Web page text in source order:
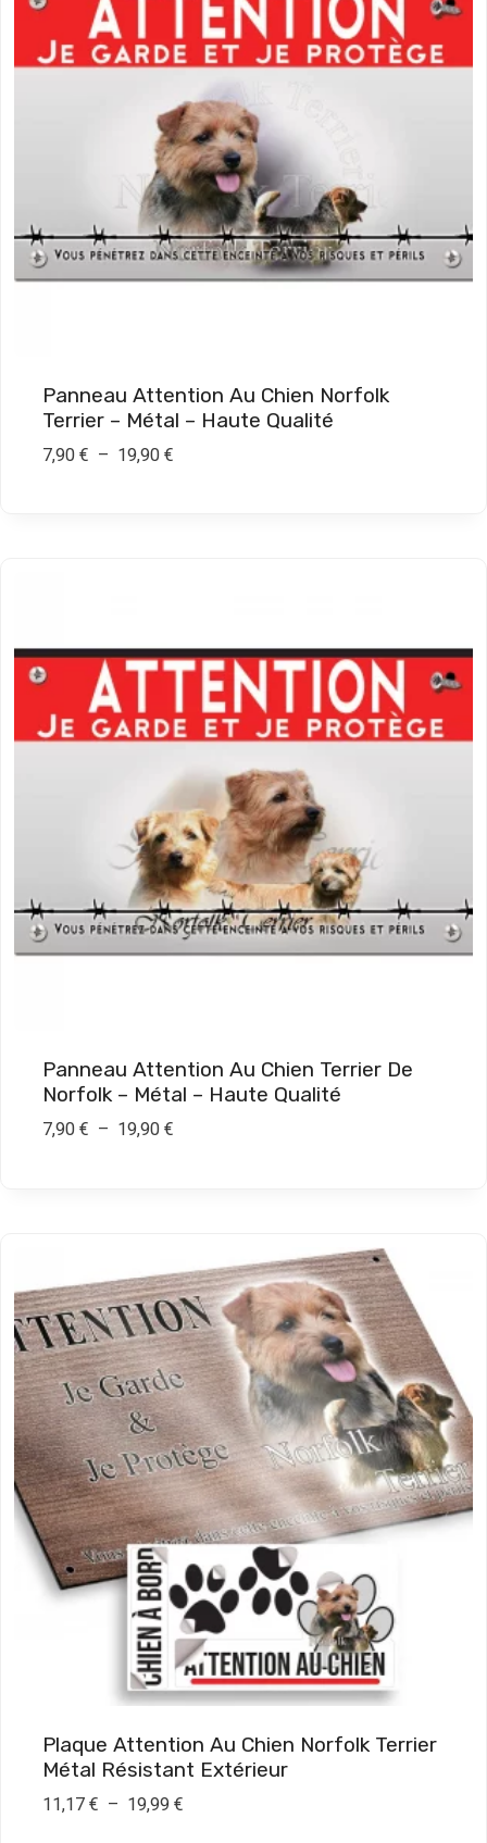
Panneau Attention Au Chien Norfolk
Terrier – Métal – Haute Qualité
7,90 € – 19,90 €P
p
i
x
:
7
,
9
0
€
,
9
0
Panneau Attention Au Chien Terrier De
Norfolk – Métal – Haute Qualité
7,90 € – 19,90 €P
d
e
p
r
i
x
:
,
0
€
à
1
,
9
0
Plaque Attention Au Chien Norfolk Terrier
Métal Résistant Extérieur
11,17 € – 19,99 €P